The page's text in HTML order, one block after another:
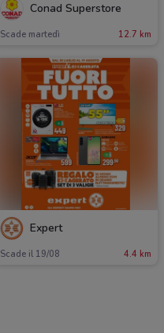
Conad Superstore
Scade martedì 12.7 km
Expert
Scade il 19/08 4.4 km